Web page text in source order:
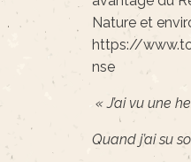
Nature et
https://
nse
« J’ai vu une
Quand j’ai su